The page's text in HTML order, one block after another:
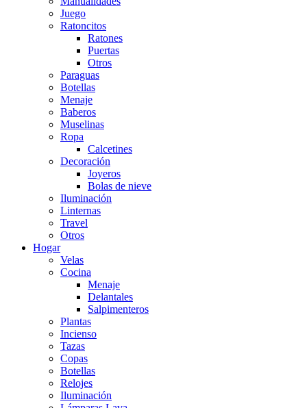
Juego
Ratoncitos
Ratones
Puertas
Otros
Paraguas
Botellas
Menaje
Baberos
Muselinas
Ropa
Calcetines
Decoración
Joyeros
Bolas de nieve
Iluminación
Linternas
Travel
Otros
Hogar
Velas
Cocina
Menaje
Delantales
Salpimenteros
Plantas
Incienso
Tazas
Copas
Botellas
Relojes
Iluminación